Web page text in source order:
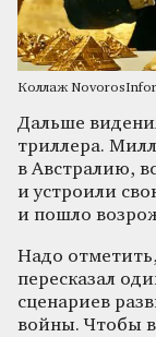
Коллаж
Дальше
триллера.
в Австралию,
и устроили
и пошло
Надо
пересказал
сценариев
войны. Чтобы